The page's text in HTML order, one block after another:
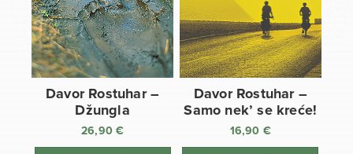
Davor Rostuhar –
Džungla
26,90€
Davor Rostuhar –
Samo nek’ se kreće!
16,90 €